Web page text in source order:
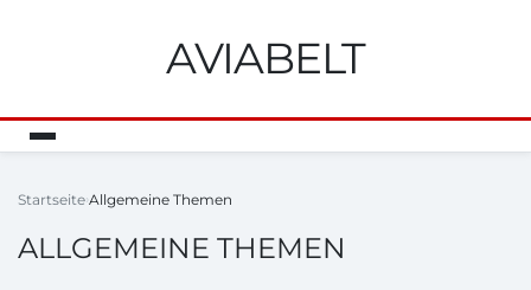
AVIABELT
Startseite Allgemeine Themen
ALLGEMEINE THEMEN